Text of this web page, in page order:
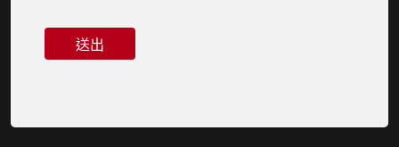
送出